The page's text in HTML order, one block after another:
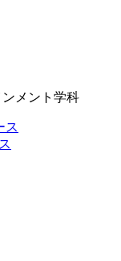
メント学科
ス